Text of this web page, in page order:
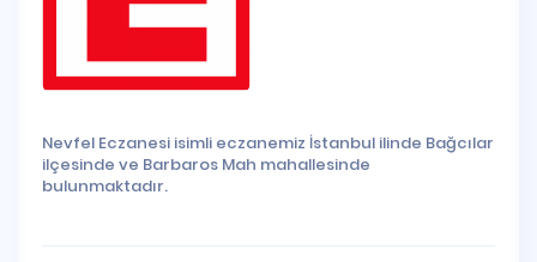
Nevfel Eczanesi isimli eczanemiz İstanbul ilinde Bağcılar
ilçesinde ve Barbaros Mah mahallesinde
bulunmaktadır.